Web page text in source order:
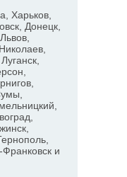
Харьков,
Донецк,
и